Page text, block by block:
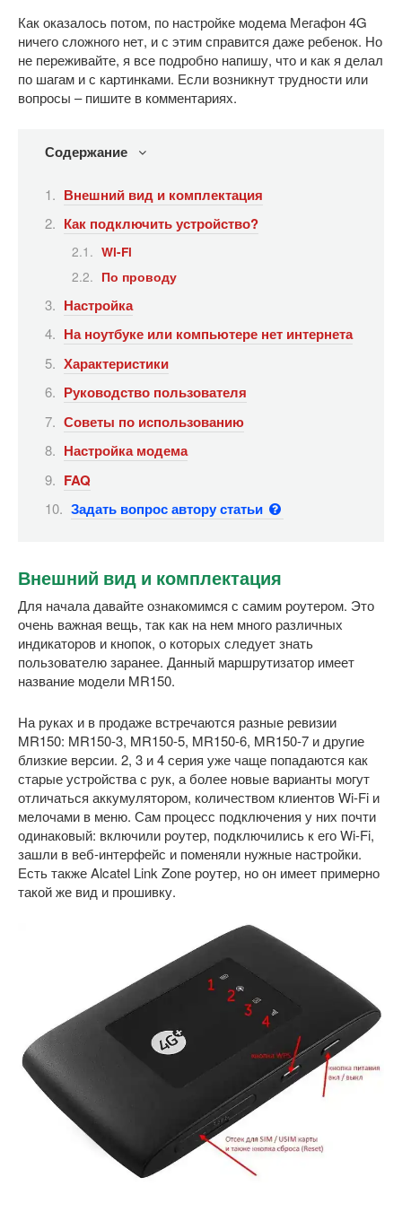
Как оказалось потом, по настройке модема Мегафон 4G
ничего сложного нет, и с этим справится даже ребенок. Но
не переживайте, я все подробно напишу, что и как я делал
по шагам и с картинками. Если возникнут трудности или
вопросы – пишите в комментариях.
Содержание
Внешний вид и комплектация
Как подключить устройство?
Wi-Fi
По проводу
Настройка
На ноутбуке или компьютере нет интернета
Характеристики
Руководство пользователя
Советы по использованию
Настройка модема
FAQ
Задать вопрос автору статьи
Внешний вид и комплектация
Для начала давайте ознакомимся с самим роутером. Это
очень важная вещь, так как на нем много различных
индикаторов и кнопок, о которых следует знать
пользователю заранее. Данный маршрутизатор имеет
название модели MR150.
На руках и в продаже встречаются разные ревизии
MR150: MR150-3, MR150-5, MR150-6, MR150-7 и другие
близкие версии. 2, 3 и 4 серия уже чаще попадаются как
старые устройства с рук, а более новые варианты могут
отличаться аккумулятором, количеством клиентов Wi-Fi и
мелочами в меню. Сам процесс подключения у них почти
одинаковый: включили роутер, подключились к его Wi-Fi,
зашли в веб-интерфейс и поменяли нужные настройки.
Есть также Alcatel Link Zone роутер, но он имеет примерно
такой же вид и прошивку.